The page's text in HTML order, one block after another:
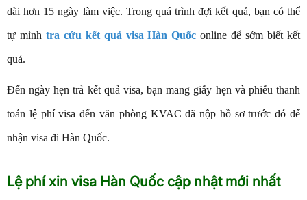
dài hơn 15 ngày làm việc. Trong quá trình đợi kết quả, bạn có thể
tự mình tra cứu kết quả visa Hàn Quốc online để sớm biết kết
quả.
Đến ngày hẹn trả kết quả visa, bạn mang giấy hẹn và phiếu thanh
toán lệ phí visa đến văn phòng KVAC đã nộp hồ sơ trước đó để
nhận visa đi Hàn Quốc.
Lệ phí xin visa Hàn Quốc cập nhật mới nhất